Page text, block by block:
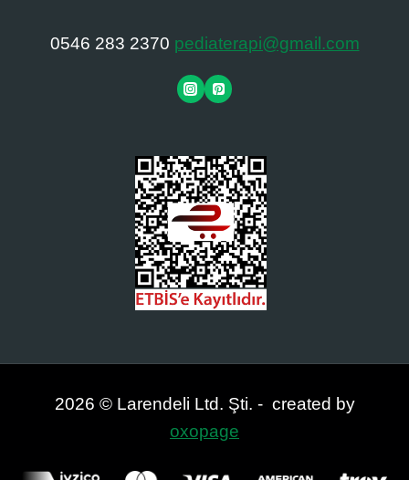
0546 283 2370 pediaterapi@gmail.com
2026 © Larendeli Ltd. Şti. - created by
oxopage